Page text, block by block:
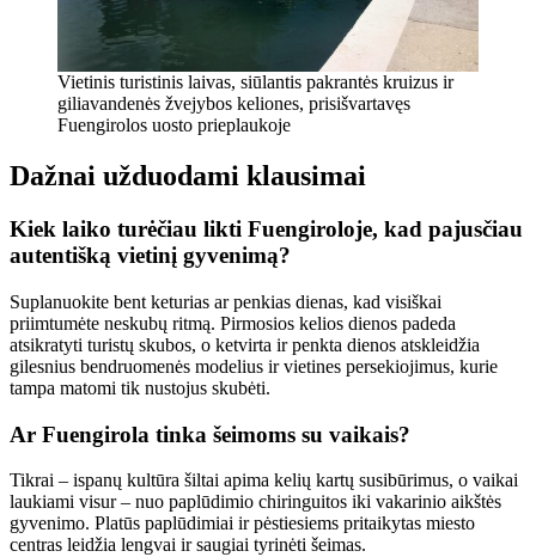
Vietinis turistinis laivas, siūlantis pakrantės kruizus ir
giliavandenės žvejybos keliones, prisišvartavęs
Fuengirolos uosto prieplaukoje
Dažnai užduodami klausimai
Kiek laiko turėčiau likti Fuengiroloje, kad pajusčiau
autentišką vietinį gyvenimą?
Suplanuokite bent keturias ar penkias dienas, kad visiškai
priimtumėte neskubų ritmą. Pirmosios kelios dienos padeda
atsikratyti turistų skubos, o ketvirta ir penkta dienos atskleidžia
gilesnius bendruomenės modelius ir vietines persekiojimus, kurie
tampa matomi tik nustojus skubėti.
Ar Fuengirola tinka šeimoms su vaikais?
Tikrai – ispanų kultūra šiltai apima kelių kartų susibūrimus, o vaikai
laukiami visur – nuo ​​paplūdimio chiringuitos iki vakarinio aikštės
gyvenimo. Platūs paplūdimiai ir pėstiesiems pritaikytas miesto
centras leidžia lengvai ir saugiai tyrinėti šeimas.